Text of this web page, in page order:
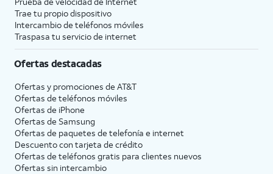
Trae tu propio dispositivo
Intercambio de teléfonos móviles
Traspasa tu servicio de internet
Ofertas destacadas
Ofertas y promociones de AT&T
Ofertas de teléfonos móviles
Ofertas de iPhone
Ofertas de Samsung
Ofertas de paquetes de telefonía e internet
Descuento con tarjeta de crédito
Ofertas de teléfonos gratis para clientes nuevos
Ofertas sin intercambio